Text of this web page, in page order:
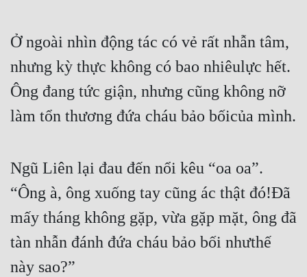
Sắc
Sủng
Thanh Xuân
Tiên Hiệp
Trinh Thám
Triều Đấu
Trọng Sinh
Ở ngoài nhìn động tác có vẻ rất nhẫn tâm,
nhưng kỳ thực không có bao nhiêulực hết.
Ông đang tức giận, nhưng cũng không nỡ
làm tổn thương đứa cháu bảo bốicủa mình.
Ngũ Liên lại đau đến nổi kêu “oa oa”.
“Ông à, ông xuống tay cũng ác thật đó!Đã
mấy tháng không gặp, vừa gặp mặt, ông đã
tàn nhẫn đánh đứa cháu bảo bối nhưthế
này sao?”